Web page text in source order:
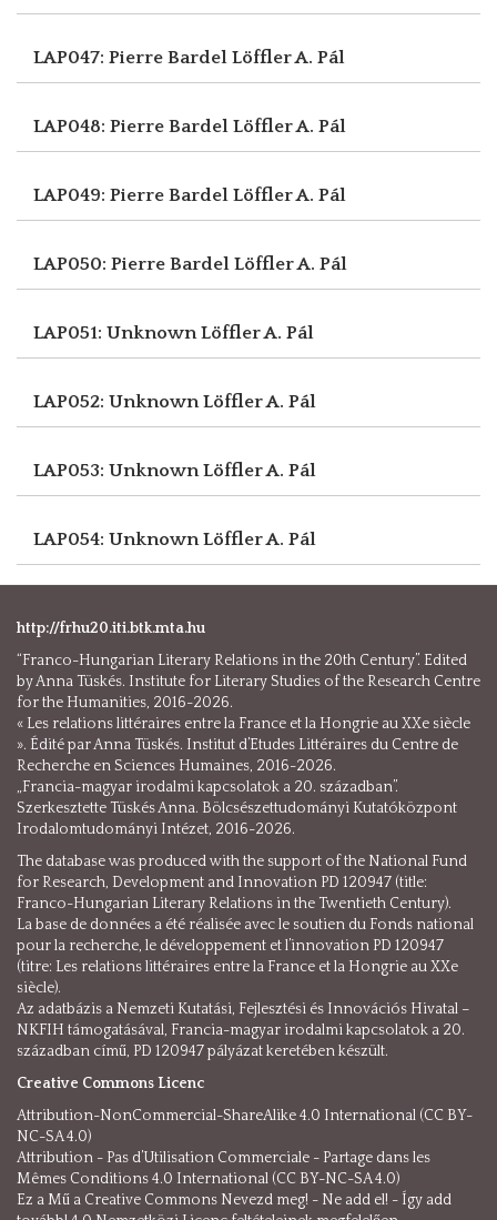
LAP047: Pierre Bardel Löffler A. Pál
LAP048: Pierre Bardel Löffler A. Pál
LAP049: Pierre Bardel Löffler A. Pál
LAP050: Pierre Bardel Löffler A. Pál
LAP051: UnknownLöffler A. Pál
LAP052: UnknownLöffler A. Pál
LAP053: UnknownLöffler A. Pál
LAP054: UnknownLöffler A. Pál
http://frhu20.iti.btk.mta.hu
“Franco-Hungarian Literary Relations in the 20th Century”. Edited
by Anna Tüskés. Institute for Literary Studies of the Research Centre
for the Humanities, 2016-2026.
« Les relations littéraires entre la France et la Hongrie au XXe siècle
». Édité par Anna Tüskés. Institut d’Etudes Littéraires du Centre de
Recherche en Sciences Humaines, 2016-2026.
„Francia-magyar irodalmi kapcsolatok a 20. században”.
Szerkesztette Tüskés Anna. Bölcsészettudományi Kutatóközpont
Irodalomtudományi Intézet, 2016-2026.
The database was produced with the support of the National Fund
for Research, Development and Innovation PD 120947 (title:
Franco-Hungarian Literary Relations in the Twentieth Century).
La base de données a été réalisée avec le soutien du Fonds national
pour la recherche, le développement et l’innovation PD 120947
(titre: Les relations littéraires entre la France et la Hongrie au XXe
siècle).
Az adatbázis a Nemzeti Kutatási, Fejlesztési és Innovációs Hivatal –
NKFIH támogatásával, Francia-magyar irodalmi kapcsolatok a 20.
században című, PD 120947 pályázat keretében készült.
Creative Commons Licenc
Attribution-NonCommercial-ShareAlike 4.0 International (CC BY-
NC-SA 4.0)
Attribution - Pas d’Utilisation Commerciale - Partage dans les
Mêmes Conditions 4.0 International (CC BY-NC-SA 4.0)
Ez a Mű a Creative Commons Nevezd meg! - Ne add el! - Így add